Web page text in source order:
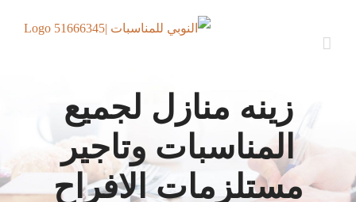
زينه منازل لجميع
المناسبات وتاجير
مستلزمات الافراح